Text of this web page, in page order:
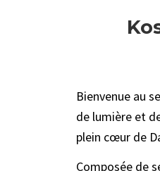
Bienvenue au
de lumière et
plein cœur de
Composée de